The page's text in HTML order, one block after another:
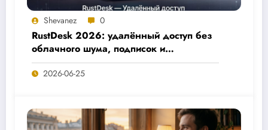
Shevanez 0
RustDesk 2026: удалённый доступ без
облачного шума, подписок и
компромиссов по приватности
2026-06-25